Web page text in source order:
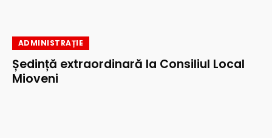
ADMINISTRAȚIE
Ședință extraordinară la Consiliul Local
Mioveni